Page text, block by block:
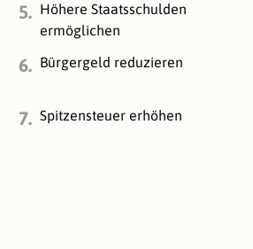
5. Höhere Staatsschulden
ermöglichen
6. Bürgergeld reduzieren
7. Spitzensteuer erhöhen